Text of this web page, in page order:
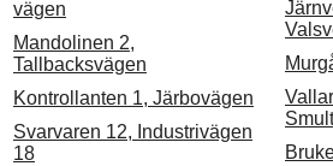
vägen
Mandolinen 2,
Tallbacksvägen
Kontrollanten 1, Järbovägen
Svarvaren 12, Industrivägen
18